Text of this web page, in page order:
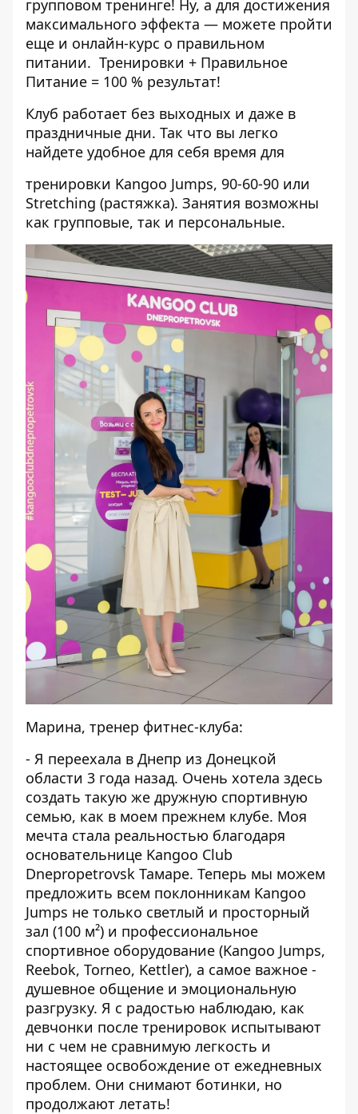
групповом тренинге! Ну, а для достижения
максимального эффекта — можете пройти
еще и онлайн-курс о правильном
питании. Тренировки + Правильное
Питание = 100 % результат!
Клуб работает без выходных и даже в
праздничные дни. Так что вы легко
найдете удобное для себя время для
тренировки Kangoo Jumps, 90-60-90 или
Stretching (растяжка). Занятия возможны
как групповые, так и персональные.
Марина, тренер фитнес-клуба:
- Я переехала в Днепр из Донецкой
области 3 года назад. Очень хотела здесь
создать такую же дружную спортивную
семью, как в моем прежнем клубе. Моя
мечта стала реальностью благодаря
основательнице Kangoo Club
Dnepropetrovsk Тамаре. Теперь мы можем
предложить всем поклонникам Kangoo
Jumps не только светлый и просторный
зал (100 м²) и профессиональное
спортивное оборудование (Kangoo Jumps,
Reebok, Torneo, Kettler), а самое важное -
душевное общение и эмоциональную
разгрузку. Я с радостью наблюдаю, как
девчонки после тренировок испытывают
ни с чем не сравнимую легкость и
настоящее освобождение от ежедневных
проблем. Они снимают ботинки, но
продолжают летать!